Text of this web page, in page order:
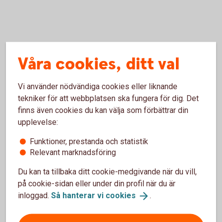
Orange kuvert och ansökan om
Orange kuvert
Våra cookies, ditt val
Vi använder nödvändiga cookies eller liknande
tekniker för att webbplatsen ska fungera för dig. Det
finns även cookies du kan välja som förbättrar din
upplevelse:
Funktioner, prestanda och statistik
Relevant marknadsföring
Du kan ta tillbaka ditt cookie-medgivande när du vill,
på cookie-sidan eller under din profil när du är
inloggad. Så hanterar vi cookies .